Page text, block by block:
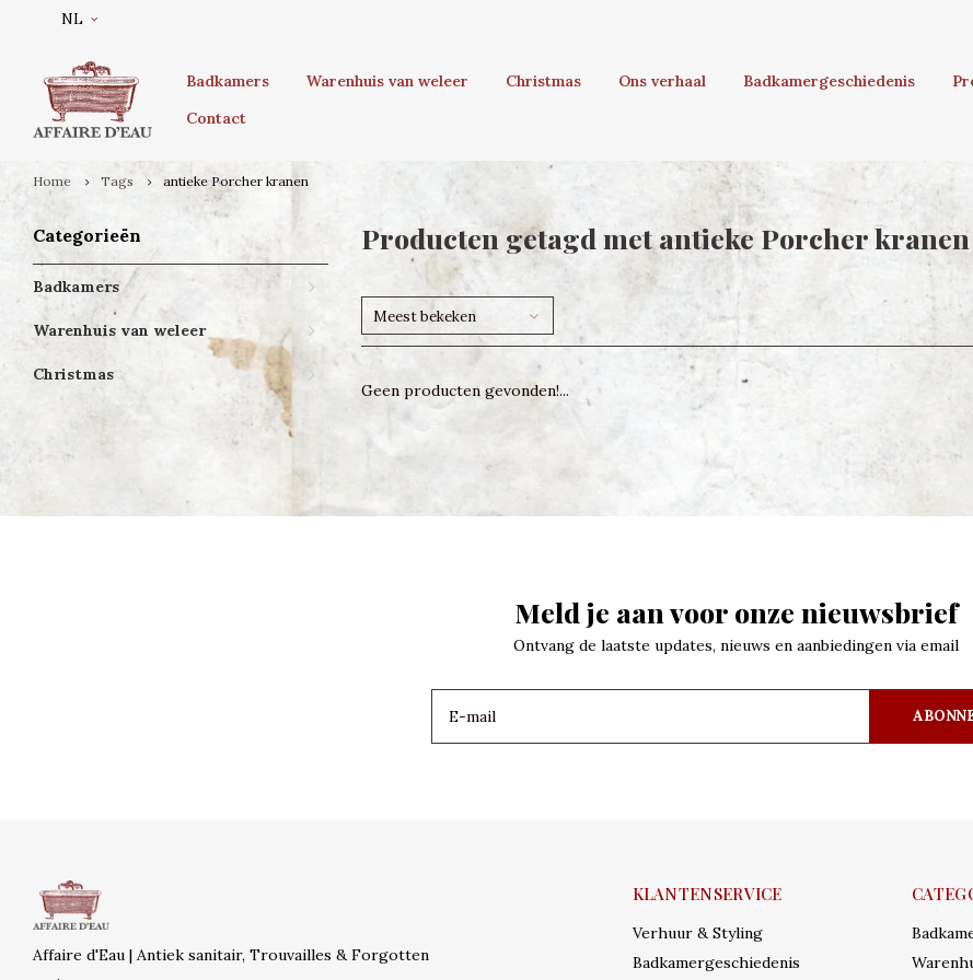
NL
Badkamers Warenhuis van weleer Christmas Ons verhaal Badkamergeschiedenis
Contact
Home Tags antieke Porcher kranen
Categorieën
Badkamers
Warenhuis van weleer
Christmas
Producten getagd met antieke Porcher kranen
Meest bekeken
Geen producten gevonden!...
Meld je aan voor onze nieuwsbrief
Ontvang de laatste updates, nieuws en aanbiedingen via email
Affaire d'Eau | Antiek sanitair, Trouvailles & Forgotten
KLANTENSERVICE
Verhuur & Styling
Badkamergeschiedenis